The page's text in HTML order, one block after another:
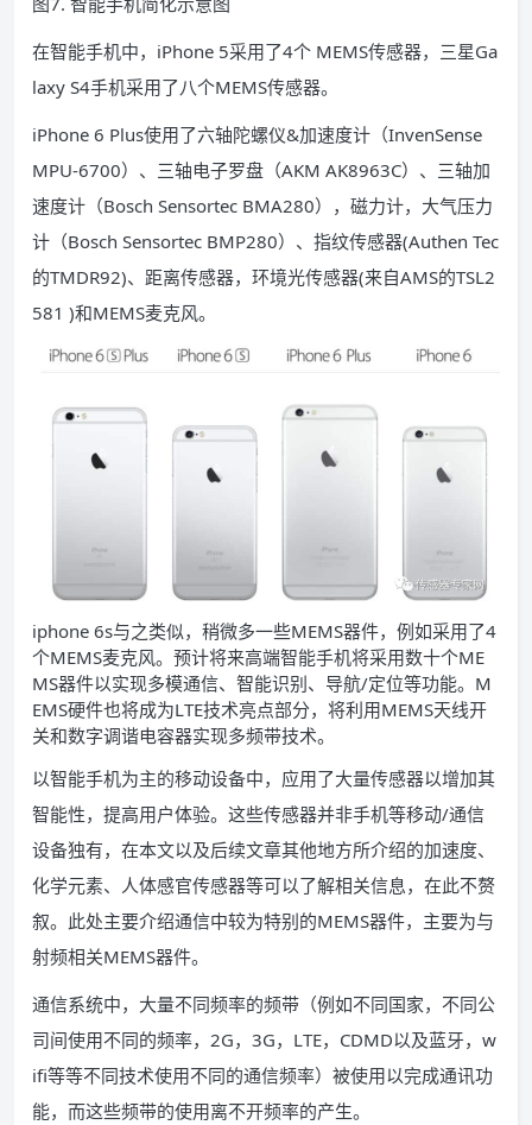
在智能手机中，iPhone 5采用了4个 MEMS传感器，三星Ga
laxy S4手机采用了八个MEMS传感器。
iPhone 6 Plus使用了六轴陀螺仪&加速度计（InvenSense
MPU-6700）、三轴电子罗盘（AKM AK8963C）、三轴加
速度计（Bosch Sensortec BMA280），磁力计，大气压力
计（Bosch Sensortec BMP280）、指纹传感器(Authen Tec
的TMDR92)、距离传感器，环境光传感器(来自AMS的TSL2
581 )和MEMS麦克风。
iphone 6s与之类似，稍微多一些MEMS器件，例如采用了4
个MEMS麦克风。预计将来高端智能手机将采用数十个ME
MS器件以实现多模通信、智能识别、导航/定位等功能。M
EMS硬件也将成为LTE技术亮点部分，将利用MEMS天线开
关和数字调谐电容器实现多频带技术。
以智能手机为主的移动设备中，应用了大量传感器以增加其
智能性，提高用户体验。这些传感器并非手机等移动/通信
设备独有，在本文以及后续文章其他地方所介绍的加速度、
化学元素、人体感官传感器等可以了解相关信息，在此不赘
叙。此处主要介绍通信中较为特别的MEMS器件，主要为与
射频相关MEMS器件。
通信系统中，大量不同频率的频带（例如不同国家，不同公
司间使用不同的频率，2G，3G，LTE，CDMD以及蓝牙，w
ifi等等不同技术使用不同的通信频率）被使用以完成通讯功
能，而这些频带的使用离不开频率的产生。